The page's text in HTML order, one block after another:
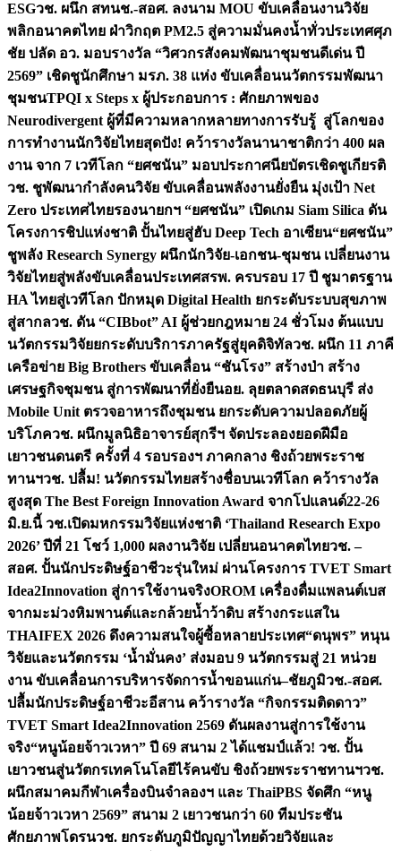
ESGวช. ผนึก สทนช.-สอศ. ลงนาม MOU ขับเคลื่อนงานวิจัย
พลิกอนาคตไทย ฝ่าวิกฤต PM2.5 สู่ความมั่นคงน้ำทั่วประเทศศุภ
ชัย ปลัด อว. มอบรางวัล “วิศวกรสังคมพัฒนาชุมชนดีเด่น ปี
2569” เชิดชูนักศึกษา มรภ. 38 แห่ง ขับเคลื่อนนวัตกรรมพัฒนา
ชุมชนTPQI x Steps x ผู้ประกอบการ : ศักยภาพของ
Neurodivergent ผู้ที่มีความหลากหลายทางการรับรู้ สู่โลกของ
การทำงานนักวิจัยไทยสุดปัง! คว้ารางวัลนานาชาติกว่า 400 ผล
งาน จาก 7 เวทีโลก “ยศชนัน” มอบประกาศนียบัตรเชิดชูเกียรติ
วช. ชูพัฒนากำลังคนวิจัย ขับเคลื่อนพลังงานยั่งยืน มุ่งเป้า Net
Zero ประเทศไทยรองนายกฯ “ยศชนัน” เปิดเกม Siam Silica ดัน
โครงการชิปแห่งชาติ ปั้นไทยสู่ฮับ Deep Tech อาเซียน“ยศชนัน”
ชูพลัง Research Synergy ผนึกนักวิจัย-เอกชน-ชุมชน เปลี่ยนงาน
วิจัยไทยสู่พลังขับเคลื่อนประเทศสรพ. ครบรอบ 17 ปี ชูมาตรฐาน
HA ไทยสู่เวทีโลก ปักหมุด Digital Health ยกระดับระบบสุขภาพ
สู่สากลวช. ดัน “CIBbot” AI ผู้ช่วยกฎหมาย 24 ชั่วโมง ต้นแบบ
นวัตกรรมวิจัยยกระดับบริการภาครัฐสู่ยุคดิจิทัลวช. ผนึก 11 ภาคี
เครือข่าย Big Brothers ขับเคลื่อน “ชันโรง” สร้างป่า สร้าง
เศรษฐกิจชุมชน สู่การพัฒนาที่ยั่งยืนอย. ลุยตลาดสดธนบุรี ส่ง
Mobile Unit ตรวจอาหารถึงชุมชน ยกระดับความปลอดภัยผู้
บริโภควช. ผนึกมูลนิธิอาจารย์สุกรีฯ จัดประลองยอดฝีมือ
เยาวชนดนตรี ครั้งที่ 4 รอบรองฯ ภาคกลาง ชิงถ้วยพระราช
ทานฯวช. ปลื้ม! นวัตกรรมไทยสร้างชื่อบนเวทีโลก คว้ารางวัล
สูงสุด The Best Foreign Innovation Award จากโปแลนด์22-26
มิ.ย.นี้ วช.เปิดมหกรรมวิจัยแห่งชาติ ‘Thailand Research Expo
2026’ ปีที่ 21 โชว์ 1,000 ผลงานวิจัย เปลี่ยนอนาคตไทยวช. –
สอศ. ปั้นนักประดิษฐ์อาชีวะรุ่นใหม่ ผ่านโครงการ TVET Smart
Idea2Innovation สู่การใช้งานจริงOROM เครื่องดื่มแพลนต์เบส
จากมะม่วงหิมพานต์และกล้วยน้ำว้าดิบ สร้างกระแสใน
THAIFEX 2026 ดึงความสนใจผู้ซื้อหลายประเทศ“ดนุพร” หนุน
วิจัยและนวัตกรรม ‘น้ำมั่นคง’ ส่งมอบ 9 นวัตกรรมสู่ 21 หน่วย
งาน ขับเคลื่อนการบริหารจัดการน้ำขอนแก่น–ชัยภูมิวช.-สอศ.
ปลื้มนักประดิษฐ์อาชีวะอีสาน คว้ารางวัล “กิจกรรมติดดาว”
TVET Smart Idea2Innovation 2569 ดันผลงานสู่การใช้งาน
จริง“หนูน้อยจ้าวเวหา” ปี 69 สนาม 2 ได้แชมป์แล้ว! วช. ปั้น
เยาวชนสู่นวัตกรเทคโนโลยีไร้คนขับ ชิงถ้วยพระราชทานฯวช.
ผนึกสมาคมกีฬาเครื่องบินจำลองฯ และ ThaiPBS จัดศึก “หนู
น้อยจ้าวเวหา 2569” สนาม 2 เยาวชนกว่า 60 ทีมประชัน
ศักยภาพโดรนวช. ยกระดับภูมิปัญญาไทยด้วยวิจัยและ